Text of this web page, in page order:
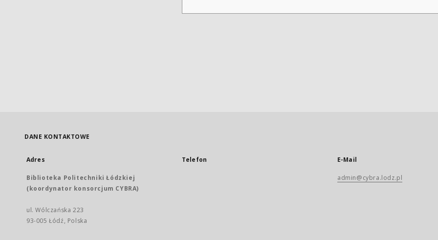
DANE KONTAKTOWE
Adres
Biblioteka Politechniki Łódzkiej
(koordynator konsorcjum CYBRA)
ul. Wólczańska 223
93-005 Łódź, Polska
Telefon E-Mail
admin@cybra.lodz.pl